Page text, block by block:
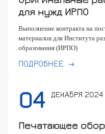
для нужд ИРПО
Выполнение контракта на
материалов для Института
образования (ИРПО)
ПОДРОБНЕЕ
04 ДЕКАБРЯ 2024
Печатающее